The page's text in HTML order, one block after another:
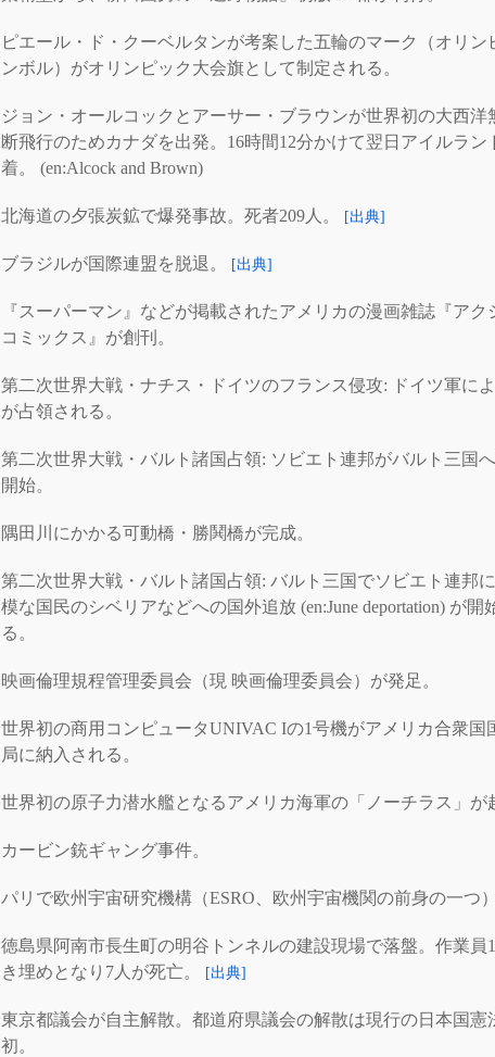
ピエール・ド・クーベルタンが考案した五輪のマーク（オリン
ンボル）がオリンピック大会旗として制定される。
ジョン・オールコックとアーサー・ブラウンが世界初の大西洋
断飛行のためカナダを出発。16時間12分かけて翌日アイルラン
着。 (en:Alcock and Brown)
北海道の夕張炭鉱で爆発事故。死者209人。 [出典]
ブラジルが国際連盟を脱退。 [出典]
『スーパーマン』などが掲載されたアメリカの漫画雑誌『アク
コミックス』が創刊。
第二次世界大戦・ナチス・ドイツのフランス侵攻: ドイツ軍に
が占領される。
第二次世界大戦・バルト諸国占領: ソビエト連邦がバルト三国
開始。
隅田川にかかる可動橋・勝鬨橋が完成。
第二次世界大戦・バルト諸国占領: バルト三国でソビエト連邦
模な国民のシベリアなどへの国外追放 (en:June deportation) が開
る。
映画倫理規程管理委員会（現 映画倫理委員会）が発足。
世界初の商用コンピュータUNIVAC Iの1号機がアメリカ合衆国
局に納入される。
世界初の原子力潜水艦となるアメリカ海軍の「ノーチラス」が
カービン銃ギャング事件。
パリで欧州宇宙研究機構（ESRO、欧州宇宙機関の前身の一つ）
徳島県阿南市長生町の明谷トンネルの建設現場で落盤。作業員
き埋めとなり7人が死亡。
[出典]
東京都議会が自主解散。都道府県議会の解散は現行の日本国憲
初。